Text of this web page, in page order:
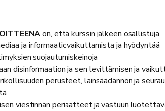
on, että kurssin jälkeen osallistuja
ja informaatiovaikuttamista ja hyödyntää
suojautumiskeinoja
disinformaation ja sen levittämisen ja
perusteet, lainsäädännön ja
viestinnän periaatteet ja vastuun